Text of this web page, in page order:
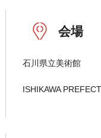
会場
石川県立美術館
ISHIKAWA